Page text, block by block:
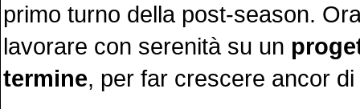
primo turno della post-season.
lavorare con serenità su un
termine, per far crescere ancor